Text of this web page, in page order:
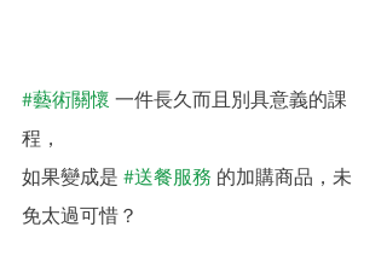
#藝術關懷 一件長久而且別具意義的課
程，
如果變成是 #送餐服務 的加購商品，未
免太過可惜？